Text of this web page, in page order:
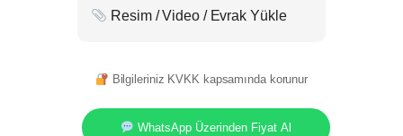
Resim / Video / Evrak Yükle
Bilgileriniz KVKK kapsamında korunur
WhatsApp Üzerinden Fiyat Al